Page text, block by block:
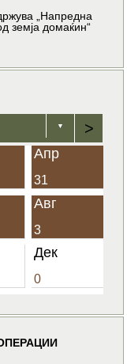
„Напредна
земја домаќин“
▼ >
Апр
31
Авг
3
Дек
0